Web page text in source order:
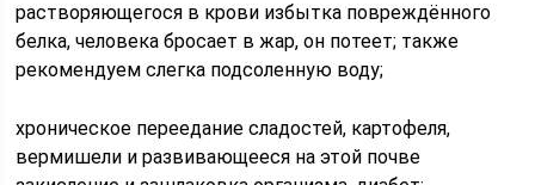
растворяющегося в крови избытка повреждённого
белка, человека бросает в жар, он потеет; также
рекомендуем слегка подсоленную воду;
хроническое переедание сладостей, картофеля,
вермишели и развивающееся на этой почве